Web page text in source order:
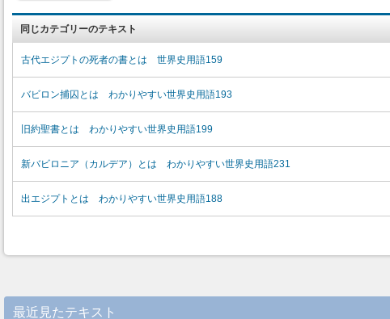
同じカテゴリーのテキスト
古代エジプトの死者の書とは 世界史用語159
バビロン捕囚とは わかりやすい世界史用語193
旧約聖書とは わかりやすい世界史用語199
新バビロニア（カルデア）とは わかりやすい世界史用語231
出エジプトとは わかりやすい世界史用語188
最近見たテキスト